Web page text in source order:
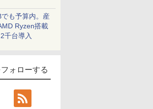
でも予算内。産
Ryzen搭載
千台導入
ォローする